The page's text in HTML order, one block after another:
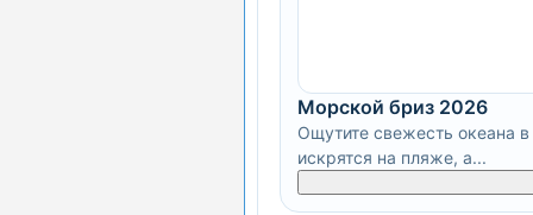
Морской бриз 2026
Ощутите свежесть океана
искрятся на пляже, а...